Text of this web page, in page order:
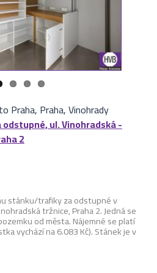
Praha, Praha, Vinohrady
ul. Vinohradská -
2
stánku/trafiky za odstupné v
tržnice, Praha 2. Jedná se
od města. Nájemné se platí
vychází na 6.083 Kč). Stánek je v